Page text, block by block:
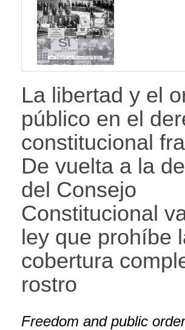
lateral
La libertad y el
público en el
constitucional
De vuelta a la
del Consejo
Constitucional
ley que prohíbe
cobertura
rostro
Freedom and public